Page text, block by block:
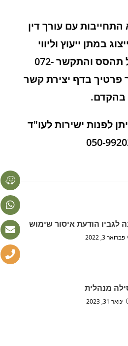
התחייבות עם עורך דין
במתן ייעוץ וליווי
בחקירת מצ"ח, אל תהסס והתקשר 072-
השאר פרטיך בדף יצירת קשר
בהקדם.
לפנות ישירות לעו"ד
לגביו הודעת איסור שימוש
פברואר 3, 2022
מנהלית
ינואר 31, 2023